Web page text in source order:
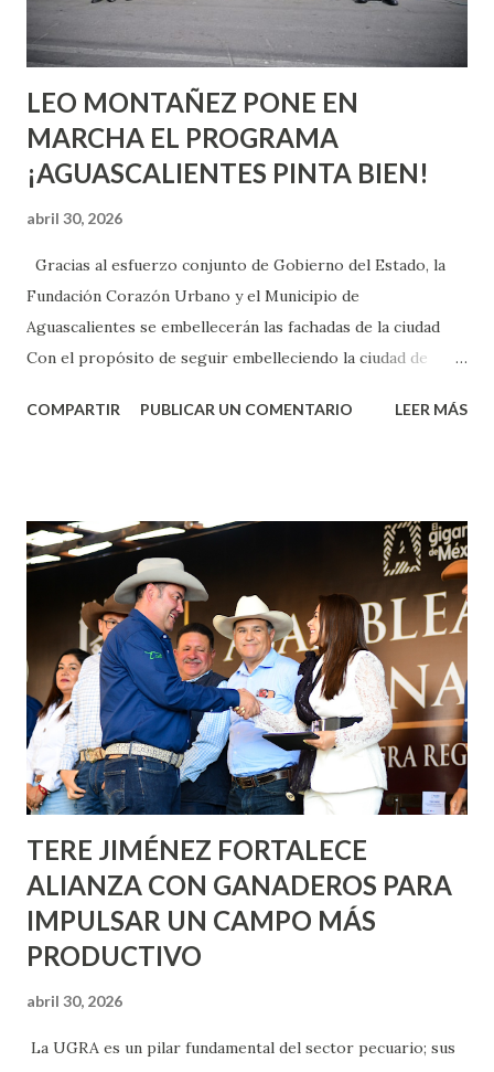
experiencia te dirá, siempre es mejor cuando ambas partes
son suficientemen...
LEO MONTAÑEZ PONE EN
MARCHA EL PROGRAMA
¡AGUASCALIENTES PINTA BIEN!
abril 30, 2026
Gracias al esfuerzo conjunto de Gobierno del Estado, la
Fundación Corazón Urbano y el Municipio de
Aguascalientes se embellecerán las fachadas de la ciudad
Con el propósito de seguir embelleciendo la ciudad de
municipal, Leo Montañez dio inicio al programa
Corazón Urbano y el Municipio capital. Leo Montañez
informó que en este programa se usarán cerca de 90 mil
metros cuadrados de pintura, para dar inicio en la calle
Nieto, entre Jesús F. Elizondo y la calle 22 de Octubre, con
lo que se aplicará pintura en 66 casas. Posteriormente se
llevará este programa a Villas de Nuestra Señora de la
Asunción, Avenida Alameda y Decreto 27 de Septiembre, en
los edificios FOVISSSTE Ojo de Agua, en la comunidad
Norias de Paso Hondo y en los edificios de...
COMPARTIR PUBLICAR UN COMENTARIO LEER MÁS
TERE JIMÉNEZ FORTALECE
ALIANZA CON GANADEROS PARA
IMPULSAR UN CAMPO MÁS
PRODUCTIVO
abril 30, 2026
La UGRA es un pilar fundamental del sector pecuario; sus